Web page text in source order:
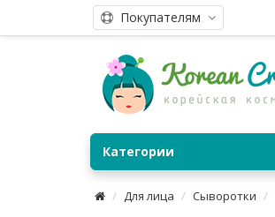
Покупателям
Категории
Для лица Сыворотки